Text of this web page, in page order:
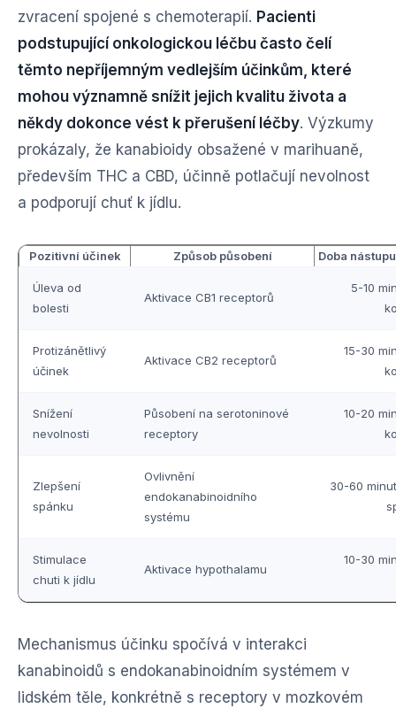
zvracení spojené s chemoterapií. Pacienti
podstupující onkologickou léčbu často čelí
těmto nepříjemným vedlejším účinkům, které
mohou významně snížit jejich kvalitu života a
někdy dokonce vést k přerušení léčby. Výzkumy
prokázaly, že kanabioidy obsažené v marihuaně,
především THC a CBD, účinně potlačují nevolnost
a podporují chuť k jídlu.
Pozitivní účinek Způsob působení Doba
Úleva od
bolesti
Aktivace CB1 receptorů
5-10
Protizánětlivý
účinek
Aktivace CB2 receptorů
15-30
Snížení
nevolnosti
Působení na serotoninové
receptory
10-20
Zlepšení
spánku
Ovlivnění
endokanabinoidního
systému
30-60
Stimulace
chuti k jídlu
Aktivace hypothalamu
10-30
Mechanismus účinku spočívá v interakci
kanabinoidů s endokanabinoidním systémem v
lidském těle, konkrétně s receptory v mozkovém